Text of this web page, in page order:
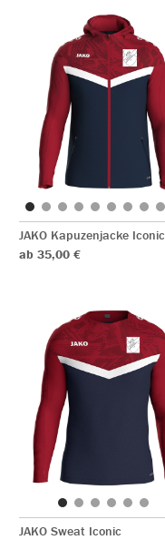
JAKO Kapuzenjacke Iconic
ab 35,00 €
JAKO Sweat Iconic